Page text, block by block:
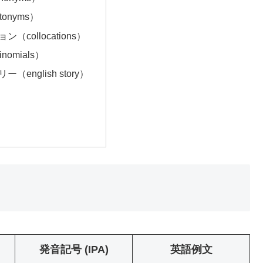
）
ン（collocations）
）
ー（english story）
発音記号 (IPA) 英語例文